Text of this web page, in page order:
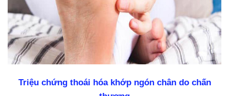
Triệu chứng thoái hóa khớp ngón chân do chấn